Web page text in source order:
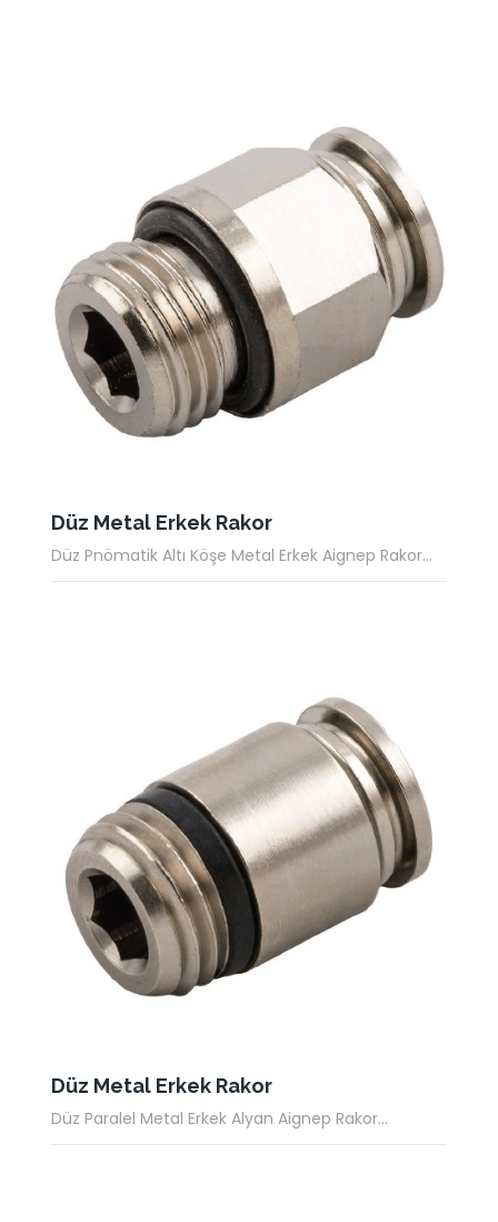
Düz Metal Erkek Rakor
Düz Pnömatik Altı Köşe Metal Erkek Aignep Rakor...
Düz Metal Erkek Rakor
Düz Paralel Metal Erkek Alyan Aignep Rakor...